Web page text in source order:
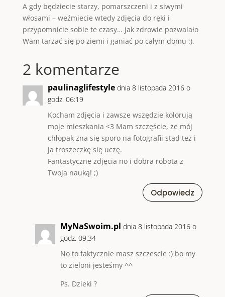
A gdy będziecie starzy, pomarszczeni i z siwymi
włosami – weźmiecie wtedy zdjęcia do ręki i
przypomnicie sobie te czasy… jak zdrowie pozwalało
Wam tarzać się po ziemi i ganiać po całym domu :).
2 komentarze
paulinaglifestyle dnia 8 listopada 2016 o
godz. 06:19
Kocham zdjęcia i zawsze wszędzie kolorują
moje mieszkania <3 Mam szczęście, że mój
chłopak zna się sporo na fotografii stąd też i
ja troszeczkę się uczę.
Fantastyczne zdjęcia no i dobra robota z
Twoja nauką! ;)
Odpowiedz
MyNaSwoim.pl dnia 8 listopada 2016 o
godz. 09:34
No to faktycznie masz szczescie :) bo my
to zieloni jesteśmy ^^
Ps. Dzieki ?